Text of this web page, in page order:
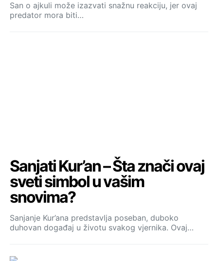
San o ajkuli može izazvati snažnu reakciju, jer ovaj
predator mora biti…
Sanjati Kur’an – Šta znači ovaj
sveti simbol u vašim
snovima?
Sanjanje Kur’ana predstavlja poseban, duboko
duhovan događaj u životu svakog vjernika. Ovaj…